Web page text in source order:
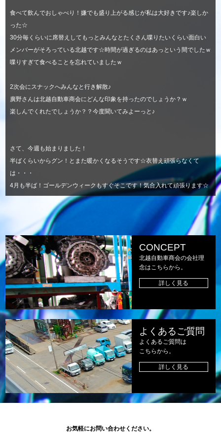
食べて飲んでおしゃべり！嫌でも盛り上がる感じが私は大好きです♪楽しか
った☆
30分毎くらいに席替えしてもっとみんなとたくさん喋りたいくらい面白い
メンバーがそろっている北越です☆時間が過ぎるのはあっという間でしたｗ
喋りすぎて食べることを忘れていましたｗ
2次会にスナックへみんなと行き解散♪
廣野さんは北越自動車商会にどんな印象を持ったのでしょうか？ｗ
楽しんでくれたでしょうか？？今度聞いてみよーっと♪
さて、今週も始まりました！
半ばくらいからグン！とまた暖かくなるそうです☆衣替え頑張らなくて
は・・・
4月も半ば！ゴールデンウィークもすぐそこです！気合入れて頑張ります☆
CONCEPT
北越自動車商会の会社理
念はこちらから。
詳しく見る
よくあるご質問
よくあるご質問は
こちらから。
詳しく見る
お気軽にお問い合わせください。